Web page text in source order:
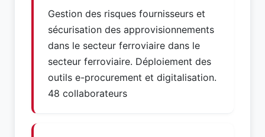
Gestion des risques fournisseurs et
sécurisation des approvisionnements
dans le secteur ferroviaire dans le
secteur ferroviaire. Déploiement des
outils e-procurement et digitalisation.
48 collaborateurs